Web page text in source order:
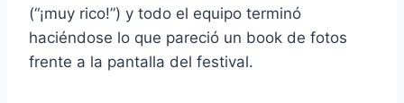
(“¡muy rico!”) y todo el equipo terminó
haciéndose lo que pareció un book de fotos
frente a la pantalla del festival.